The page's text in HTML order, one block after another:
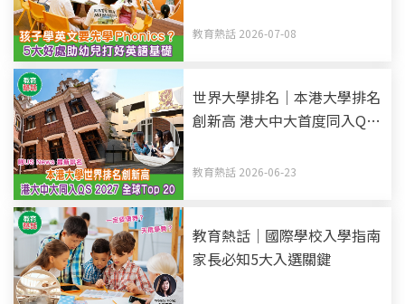
教育熱話 2026-07-08
世界大學排名｜本港大學排名
創新高 港大中大首度同入QS
最新排名
教育熱話 2026-06-23
教育熱話｜國際學校入學指南
家長必知5大入選關鍵